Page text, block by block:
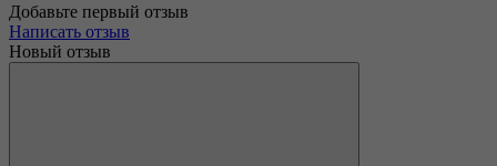
Добавьте первый отзыв
Написать отзыв
Новый отзыв